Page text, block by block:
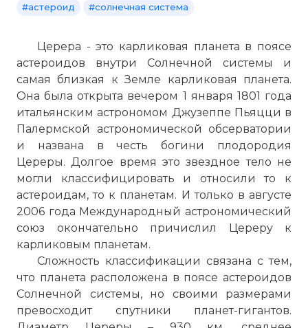
#астероид
#солнечная система
Церера - это карликовая планета в поясе
астероидов внутри Солнечной системы и
самая близкая к Земле карликовая планета.
Она была открыта вечером 1 января 1801 года
итальянским астрономом Джузеппе Пьяцци в
Палермской астрономической обсерватории
и названа в честь богини плодородия
Цереры. Долгое время это звездное тело не
могли классифицировать и относили то к
астероидам, то к планетам. И только в августе
2006 года Международный астрономический
союз окончательно причислил Цереру к
карликовым планетам.
Сложность классификации связана с тем,
что планета расположена в поясе астероидов
Солнечной системы, но своими размерами
превосходит спутники планет-гигантов.